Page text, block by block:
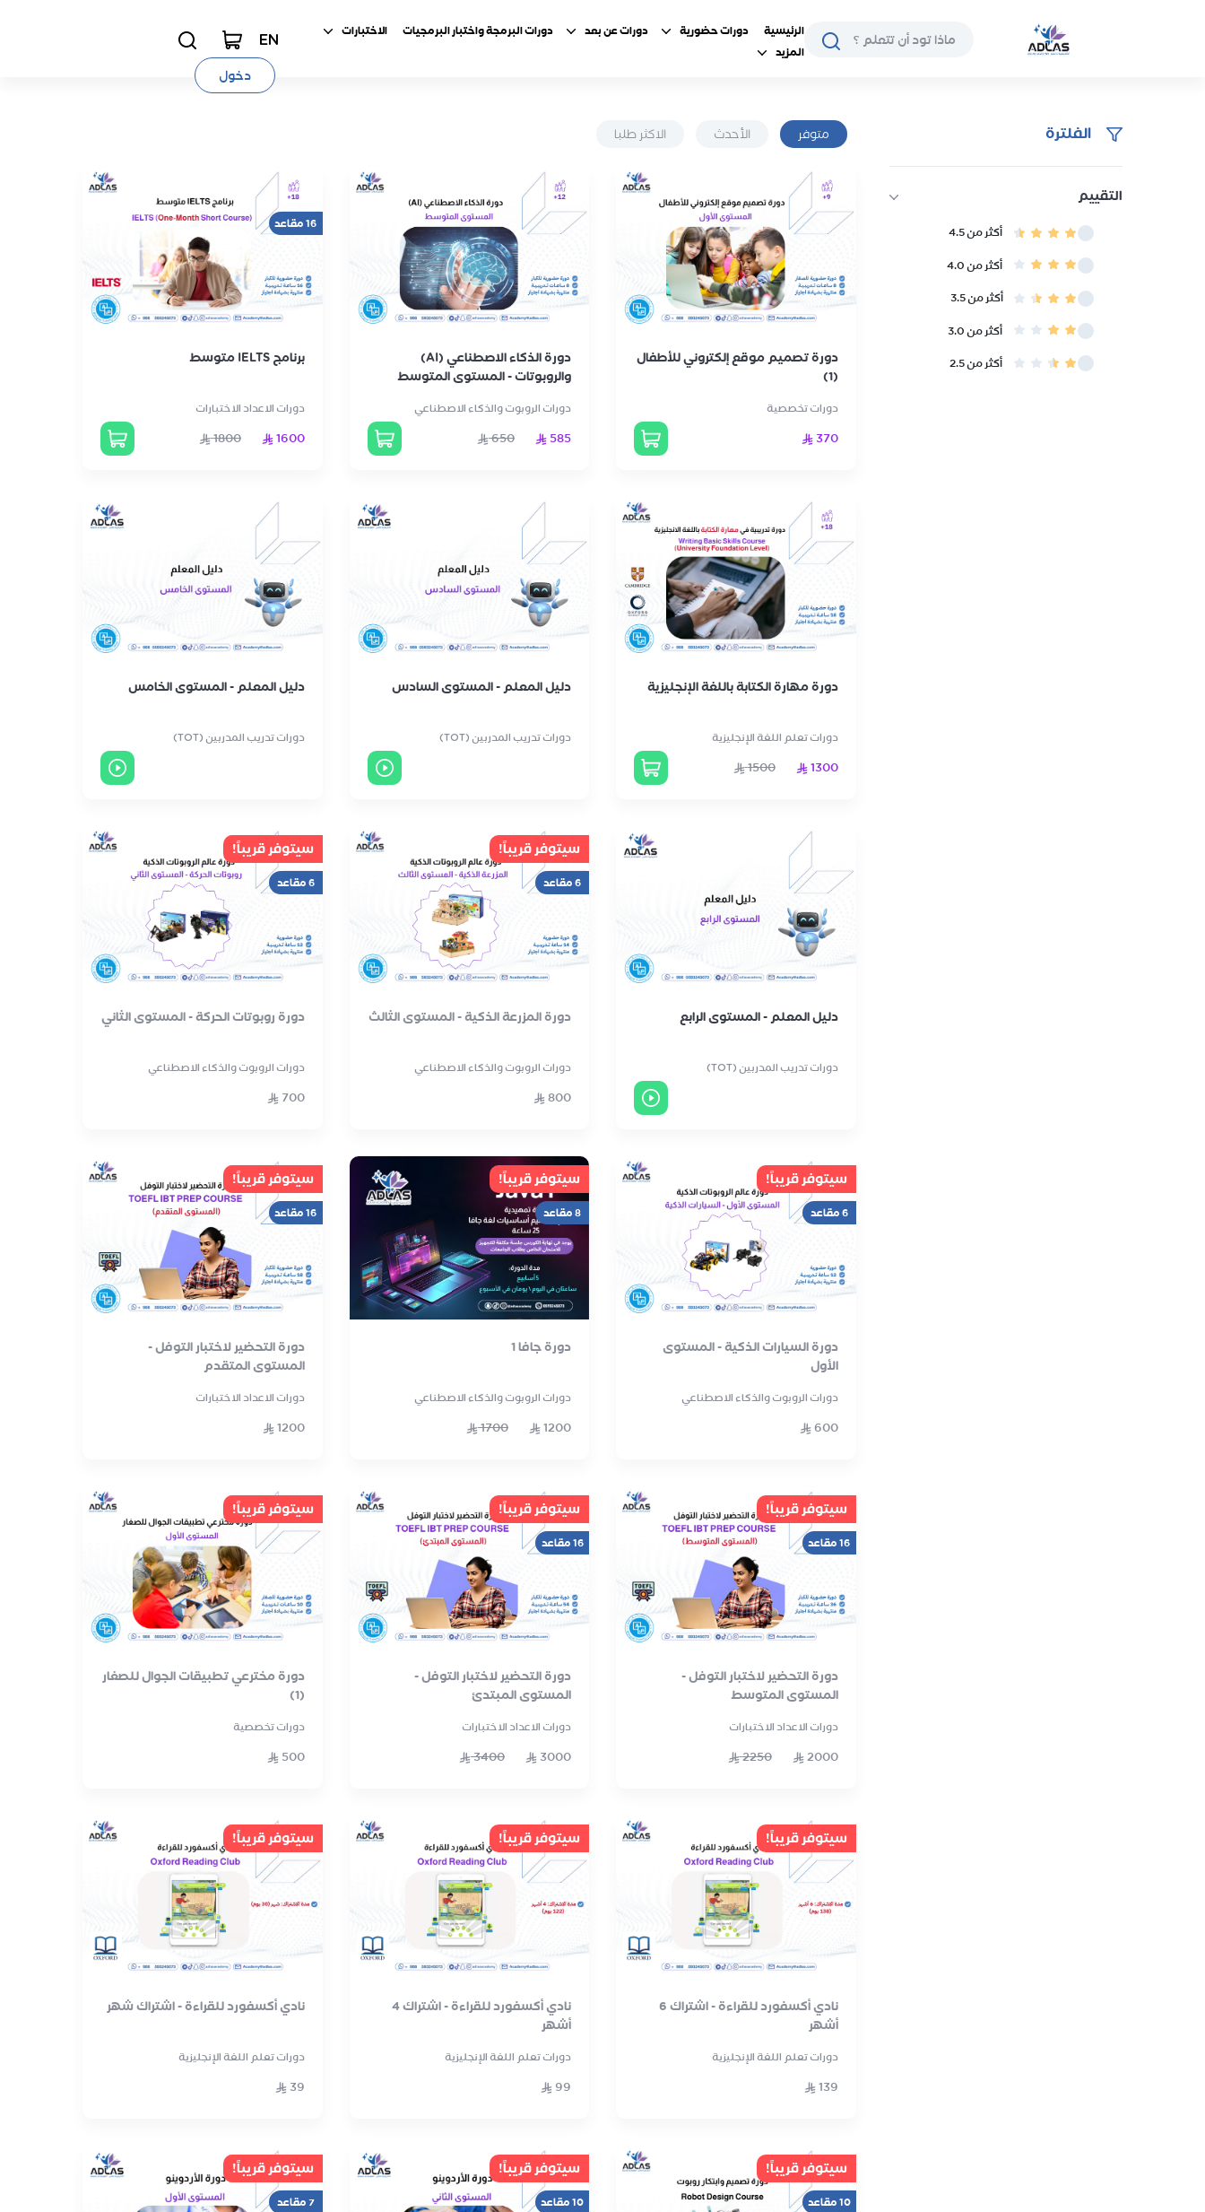
الرئيسية دورات حضورية دورات عن بعد دورات البرمجة واختبار البرمجيات
الاختبارات
المزيد
EN
دخول
الفلترة
التقييم
أكثر من 4.5
أكثر من 4.0
أكثر من 3.5
أكثر من 3.0
أكثر من 2.5
متوفر الأحدث الاكثر طلبا
دورة تصميم موقع إلكتروني للأطفال
(1)
دورات تخصصية
370
دورة الذكاء الاصطناعي (AI)
والروبوتات - المستوى المتوسط
دورات الروبوت والذكاء الاصطناعي
585
650
16 مقاعد
برنامج IELTS متوسط
دورات الاعداد الاختبارات
1600
1800
دورة مهارة الكتابة باللغة الإنجليزية
دورات تعلم اللغة الإنجليزية
1300
1500
دليل المعلم - المستوى السادس
دورات تدريب المدربين (TOT)
دليل المعلم - المستوى الخامس
دورات تدريب المدربين (TOT)
دليل المعلم - المستوى الرابع
دورات تدريب المدربين (TOT)
سيتوفر قريباً!
6 مقاعد
دورة المزرعة الذكية - المستوى الثالث
دورات الروبوت والذكاء الاصطناعي
800
سيتوفر قريباً!
6 مقاعد
دورة روبوتات الحركة - المستوى الثاني
دورات الروبوت والذكاء الاصطناعي
700
سيتوفر قريباً!
6 مقاعد
دورة السيارات الذكية - المستوى
الأول
دورات الروبوت والذكاء الاصطناعي
600
سيتوفر قريباً!
8 مقاعد
دورة جافا 1
دورات الروبوت والذكاء الاصطناعي
1200
1700
سيتوفر قريباً!
16 مقاعد
دورة التحضير لاختبار التوفل -
المستوى المتقدم
دورات الاعداد الاختبارات
1200
سيتوفر قريباً!
16 مقاعد
دورة التحضير لاختبار التوفل -
المستوى المتوسط
دورات الاعداد الاختبارات
2000
2250
سيتوفر قريباً!
16 مقاعد
دورة التحضير لاختبار التوفل -
المستوى المبتدئ
دورات الاعداد الاختبارات
3000
3400
سيتوفر قريباً!
دورة مخترعي تطبيقات الجوال للصغار
(1)
دورات تخصصية
500
سيتوفر قريباً!
نادي أكسفورد للقراءة - اشتراك 6
أشهر
دورات تعلم اللغة الإنجليزية
139
سيتوفر قريباً!
نادي أكسفورد للقراءة - اشتراك 4
أشهر
دورات تعلم اللغة الإنجليزية
99
سيتوفر قريباً!
نادي أكسفورد للقراءة - اشتراك شهر
دورات تعلم اللغة الإنجليزية
39
سيتوفر قريباً!
10 مقاعد
سيتوفر قريباً!
10 مقاعد
سيتوفر قريباً!
7 مقاعد